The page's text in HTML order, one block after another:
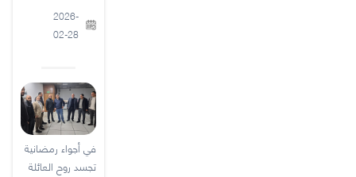
2026-
02-28
في أجواء رمضانية
تجسد روح العائلة